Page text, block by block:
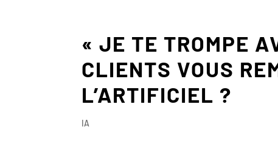
« JE TE TROMPE
CLIENTS VOUS
L’ARTIFICIEL ?
IA